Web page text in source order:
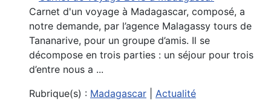
Carnet d'un voyage à Madagascar, composé, a
notre demande, par l’agence Malagassy tours de
Tananarive, pour un groupe d’amis. Il se
décompose en trois parties : un séjour pour trois
d’entre nous a ...
Rubrique(s) : Madagascar
Actualité